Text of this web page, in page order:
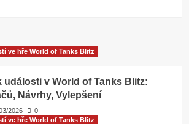
ve hře World of Tanks Blitz
události v World of Tanks Blitz:
Návrhy, Vylepšení
2026
0
ve hře World of Tanks Blitz